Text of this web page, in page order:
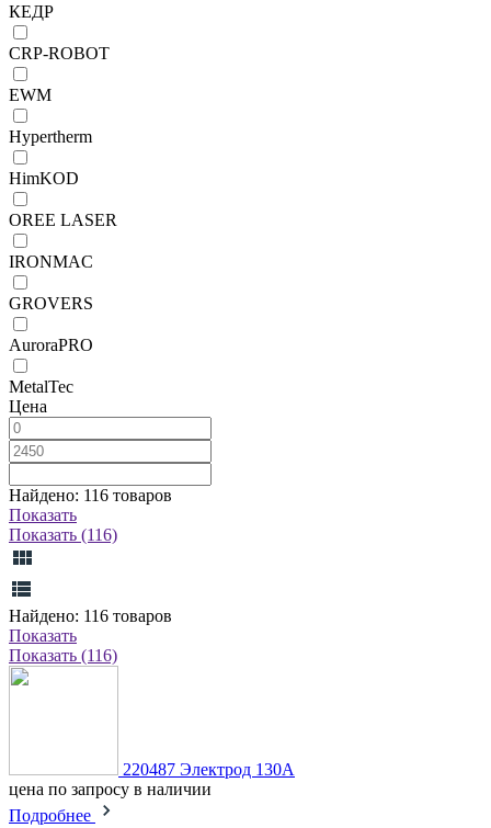
КЕДР
CRP-ROBOT
EWM
Hypertherm
HimKOD
OREE LASER
IRONMAC
GROVERS
AuroraPRO
MetalTec
Цена
Найдено: 116 товаров
Показать
Показать (116)
Найдено: 116 товаров
Показать
Показать (116)
220487 Электрод 130А
цена по запросу в наличии
Подробнее